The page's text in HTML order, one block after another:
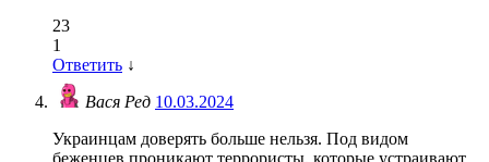
23
1
Ответить ↓
Вася Ред 10.03.2024
Украинцам доверять больше нельзя. Под видом